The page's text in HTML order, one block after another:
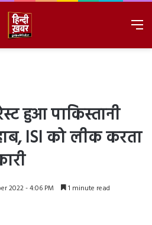
हुआ पाकिस्तानी
ISI को लीक करता
2022 - 4:06 PM 1 minute read